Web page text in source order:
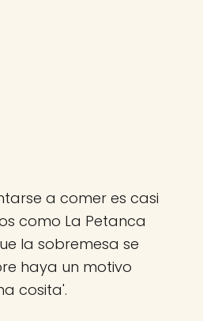
a comer es casi
como La Petanca
la sobremesa se
haya un motivo
cosita'.